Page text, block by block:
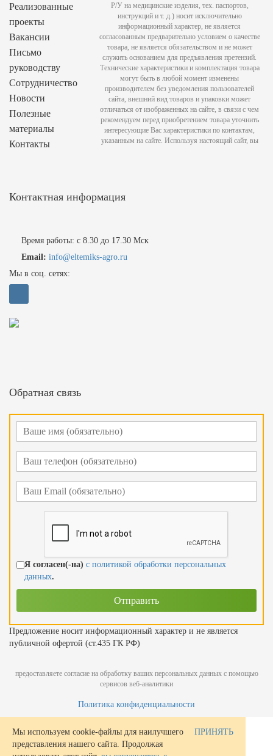
Реализованные
проекты
Вакансии
Письмо
руководству
Сотрудничество
Новости
Полезные
материалы
Контакты
Контактная информация
Время работы: с 8.30 до 17.30 Мск
Email: info@eltemiks-agro.ru
Мы в соц. сетях:
Обратная связь
Я согласен(-на) с политикой обработки персональных
данных.
Предложение носит информационный характер и не является
публичной офертой (ст.435 ГК РФ)
Р/У на медицинские изделия, тех. паспортов,
инструкций и т. д.) носит исключительно
информационный характер, не является
согласованным предварительно условием о качестве
товара, не является обязательством и не может
служить основанием для предъявления претензий.
Технические характеристики и комплектация товара
могут быть в любой момент изменены
производителем без уведомления пользователей
сайта, внешний вид товаров и упаковки может
отличаться от изображенных на сайте, в связи с чем
рекомендуем перед приобретением товара уточнить
интересующие Вас характеристики по контактам,
указанным на сайте. Используя настоящий сайт, вы
предоставляете согласие на обработку ваших персональных данных с помощью
сервисов веб-аналитики
Политика конфиденциальности
Мы используем cookie-файлы для наилучшего
представления нашего сайта. Продолжая
ПРИНЯТЬ